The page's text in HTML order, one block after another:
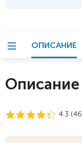
ОПИСАНИЕ
Описание
4.3 (46